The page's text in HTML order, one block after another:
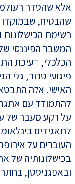
אלא שהסדר
שהבטיח, שבמוקדו
רשימת הכישלונות
הכלכלי, דעיכת
פיגועי טרור, גלי
האישי. אלה
להתמודד עם
על רקע מעבר של
לתאגידים
העוברים על
בכישלונותיה של
ובאפגניסטן,